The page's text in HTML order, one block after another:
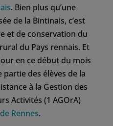
. Bien plus qu’une
de la Bintinais, c’est
et de conservation du
du Pays rennais. Et
en ce début du mois
des élèves de la
à la Gestion des
Activités (1 AGOrA)
Rennes.